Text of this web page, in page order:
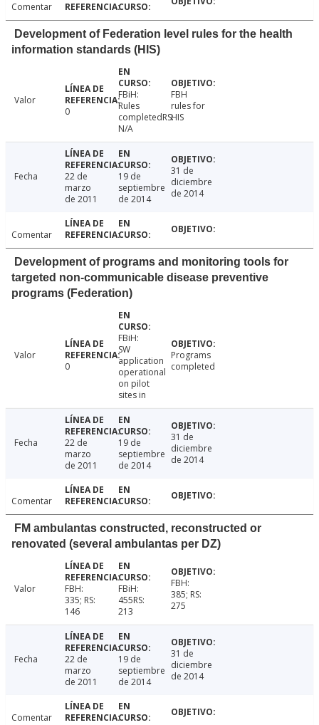
Comentar
Development of Federation level rules for the health
information standards (HIS)
Valor
0
FBiH:
Rules
completedRS:
N/A
FBH
rules for
HIS
Fecha
22 de
marzo
de 2011
19 de
septiembre
de 2014
31 de
diciembre
de 2014
Comentar
Development of programs and monitoring tools for
targeted non-communicable disease preventive
programs (Federation)
Valor
0
FBiH:
SW
application
operational
on pilot
sites in
Programs
completed
Fecha
22 de
marzo
de 2011
19 de
septiembre
de 2014
31 de
diciembre
de 2014
Comentar
FM ambulantas constructed, reconstructed or
renovated (several ambulantas per DZ)
Valor
FBH:
335; RS:
146
FBiH:
455RS:
213
FBH:
385; RS:
275
Fecha
22 de
marzo
de 2011
19 de
septiembre
de 2014
31 de
diciembre
de 2014
Comentar